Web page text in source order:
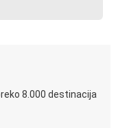
8.000 destinacija